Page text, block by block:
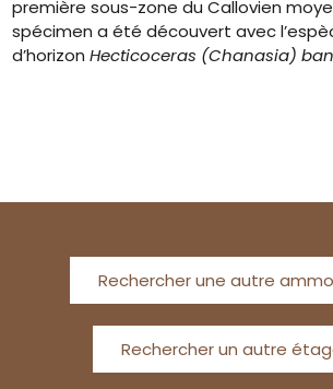
première sous-zone du Callovien
spécimen a été découvert avec
d’horizonHecticoceras (Chanasia)
Rechercher une autre
Rechercher un autre